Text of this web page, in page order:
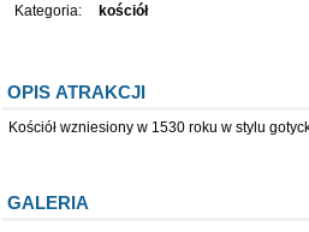
Kategoria: kościół
OPIS ATRAKCJI
Kościół wzniesiony w 1530 roku w stylu
GALERIA